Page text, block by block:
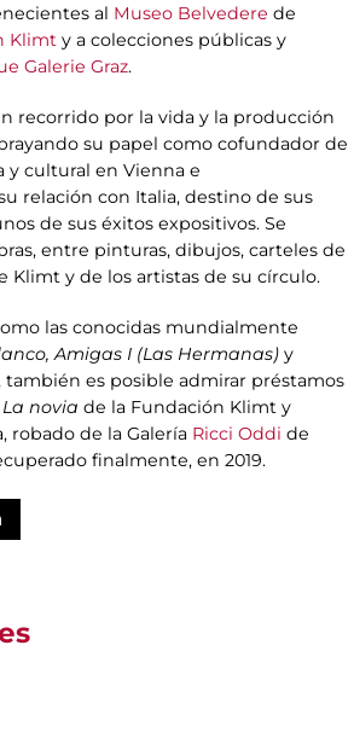
al Museo Belvedere de
Klimt y a colecciones públicas y
Galerie Graz.
recorrido por la vida y la producción
su papel como cofundador de
y cultural en Vienna e
relación con Italia, destino de sus
de sus éxitos expositivos. Se
entre pinturas, dibujos, carteles de
Klimt y de los artistas de su círculo.
las conocidas mundialmente
Amigas I (Las Hermanas) y
también es posible admirar préstamos
La novia de la Fundación Klimt y
robado de la Galería Ricci Oddi de
finalmente, en 2019.